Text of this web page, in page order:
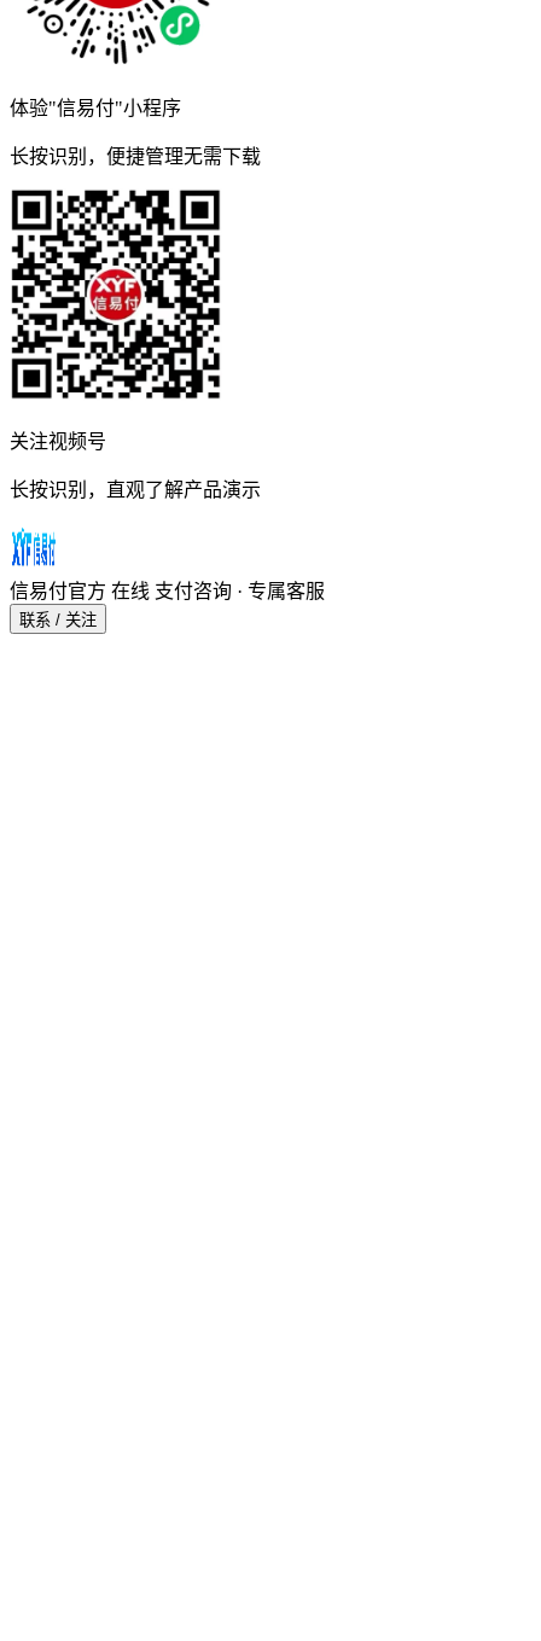
体验"信易付"小程序
长按识别，便捷管理无需下载
关注视频号
长按识别，直观了解产品演示
信易付官方 在线 支付咨询 · 专属客服
联系 / 关注